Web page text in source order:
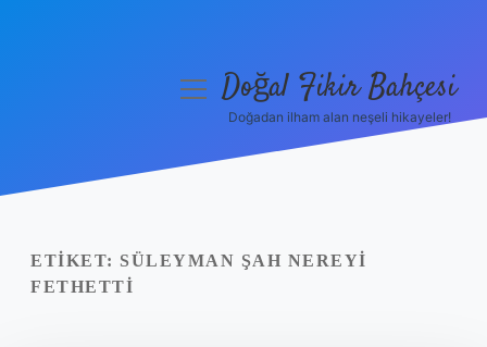
Yasal Uyarı
menüyüDoğal Fikir Bahçesi
Doğadan ilham alan neşeli hikayeler!
ETIKET: SÜLEYMAN ŞAH NEREYI
FETHETTI